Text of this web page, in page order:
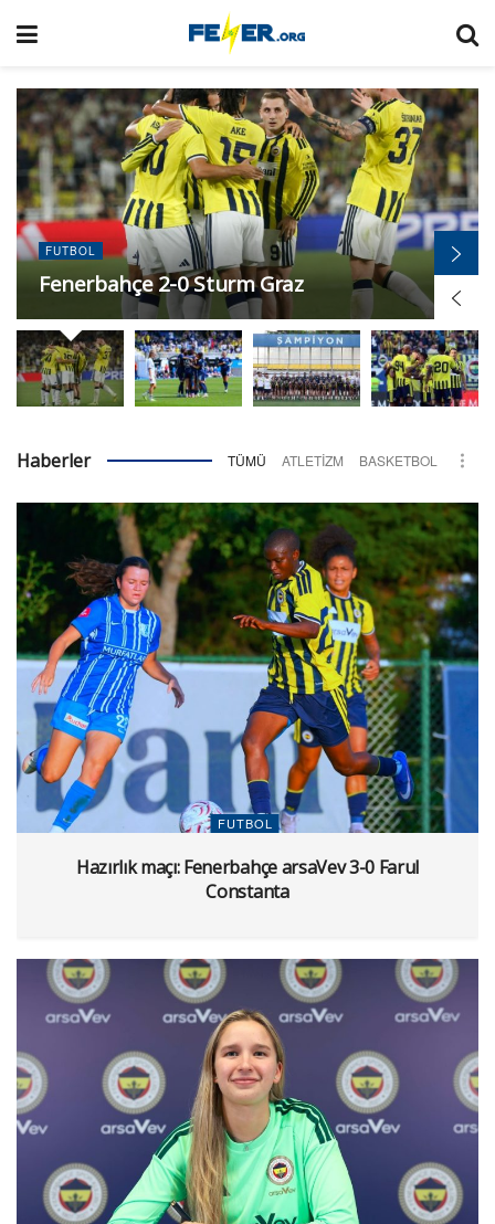
FUTBOL
Metalist 1925 Kharkiv 1-2 Fenerbahçe
arsaVev
Haberler TÜMÜ ATLETIZM BASKETBOL
FUTBOL
Hazırlık maçı: Fenerbahçe arsaVev 3-0 Farul
Constanta